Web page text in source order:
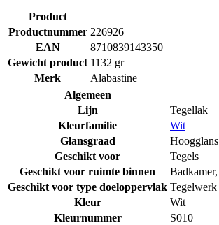
Product
Productnummer 226926
EAN
8710839143350
Gewicht product 1132 gr
Merk
Alabastine
Algemeen
Lijn
Tegellak
Kleurfamilie
Wit
Glansgraad
Hoogglans
Geschikt voor
Tegels
Geschikt voor ruimte binnen
Badkamer,
Geschikt voor type doeloppervlak Tegelwerk
Kleur
Wit
Kleurnummer
S010